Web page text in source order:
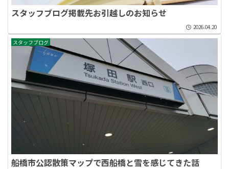
スタッフブログ掲載先お引越しのお知らせ
2026.04.20
スタッフブログ
船橋市公認散策マップで西船橋と雪を感じてきた話